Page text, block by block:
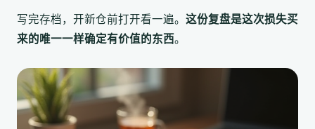
写完存档，开新仓前打开看一遍。 这份复盘是这次损失买
来的唯一一样确定有价值的东西。